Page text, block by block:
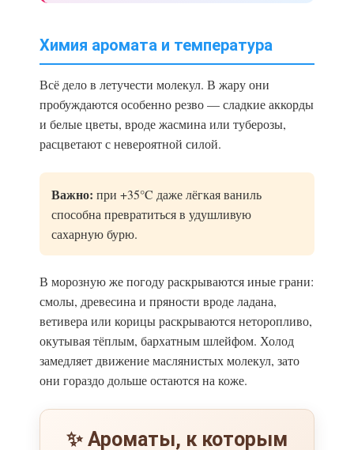
Химия аромата и температура
Всё дело в летучести молекул. В жару они
пробуждаются особенно резво — сладкие аккорды
и белые цветы, вроде жасмина или туберозы,
расцветают с невероятной силой.
Важно: при +35°C даже лёгкая ваниль
способна превратиться в удушливую
сахарную бурю.
В морозную же погоду раскрываются иные грани:
смолы, древесина и пряности вроде ладана,
ветивера или корицы раскрываются неторопливо,
окутывая тёплым, бархатным шлейфом. Холод
замедляет движение маслянистых молекул, зато
они гораздо дольше остаются на коже.
✨ Ароматы, к которым